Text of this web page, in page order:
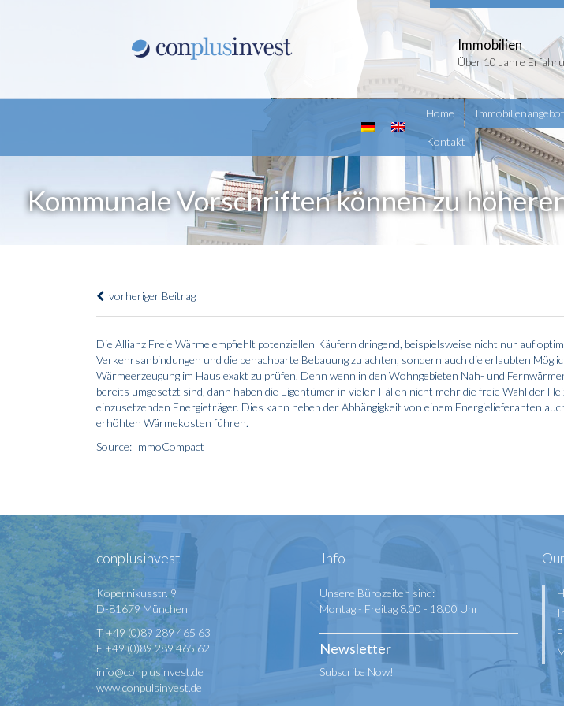
Immobilien
Über 10 Jahre
Home
Kontakt
Kommunale Vorschriften können zu
vorheriger Beitrag
Die Allianz Freie Wärme empfiehlt potenziellen Käufern dringend, beispielsweise nicht nur auf
Verkehrsanbindungen und die benachbarte Bebauung zu achten, sondern auch die erlaubten
Wärmeerzeugung im Haus exakt zu prüfen. Denn wenn in den Wohngebieten Nah- und
bereits umgesetzt sind, dann haben die Eigentümer in vielen Fällen nicht mehr die freie Wahl der
einzusetzenden Energieträger. Dies kann neben der Abhängigkeit von einem Energielieferanten
erhöhten Wärmekosten führen.
Source: ImmoCompact
conplusinvest
Kopernikusstr. 9
D-81679 München
T +49 (0)89 289 465 63
F +49 (0)89 289 465 62
info@conplusinvest.de
www.conpulsinvest.de
Info
Unsere Bürozeiten sind:
Montag - Freitag 8.00 - 18.00 Uhr
Newsletter
Subscribe Now!